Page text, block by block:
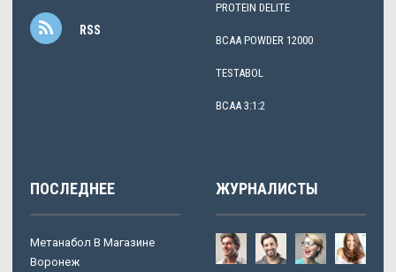
RSS
PROTEIN DELITE
BCAA POWDER 12000
TESTABOL
BCAA 3:1:2
ПОСЛЕДНЕЕ
Метанабол В Магазине
Воронеж
ЖУРНАЛИСТЫ